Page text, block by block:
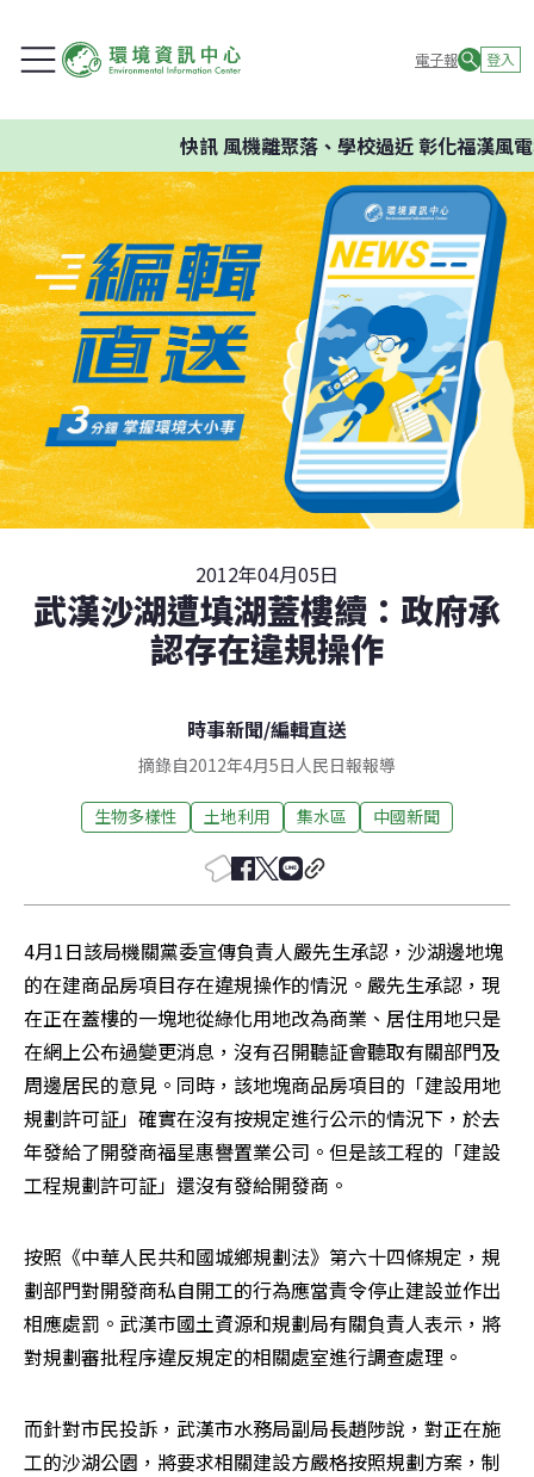
電子報 登入
快訊風機離聚落、學校過近 彰化福漢風電
2012年04月05日
武漢沙湖遭填湖蓋樓續：政府承
認存在違規操作
時事新聞/編輯直送
摘錄自2012年4月5日人民日報報導
生物多樣性 土地利用 集水區 中國新聞
4月1日該局機關黨委宣傳負責人嚴先生承認，沙湖邊地塊
的在建商品房項目存在違規操作的情況。嚴先生承認，現
在正在蓋樓的一塊地從綠化用地改為商業、居住用地只是
在網上公布過變更消息，沒有召開聽証會聽取有關部門及
周邊居民的意見。同時，該地塊商品房項目的「建設用地
規劃許可証」確實在沒有按規定進行公示的情況下，於去
年發給了開發商福星惠譽置業公司。但是該工程的「建設
工程規劃許可証」還沒有發給開發商。
按照《中華人民共和國城鄉規劃法》第六十四條規定，規
劃部門對開發商私自開工的行為應當責令停止建設並作出
相應處罰。武漢市國土資源和規劃局有關負責人表示，將
對規劃審批程序違反規定的相關處室進行調查處理。
而針對市民投訴，武漢市水務局副局長趙陟說，對正在施
工的沙湖公園，將要求相關建設方嚴格按照規劃方案，制